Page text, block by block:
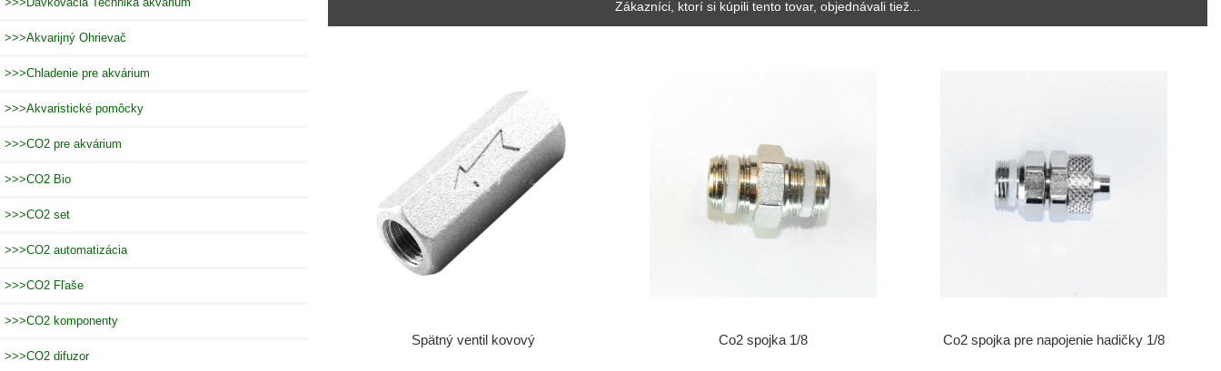
>>>Akvarijný Ohrievač
>>>Chladenie pre akvárium
>>>Akvaristické pomôcky
>>>CO2 pre akvárium
>>>CO2 Bio
>>>CO2 set
>>>CO2 automatizácia
>>>CO2 Fľaše
>>>CO2 komponenty
>>>CO2 difuzor
Zákazníci, ktorí si kúpili tento tovar, objednávali tiež...
Spätný ventil kovový Co2 spojka 1/8 Co2 spojka pre napojenie hadičky 1/8